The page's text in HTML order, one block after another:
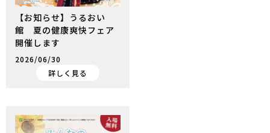
【お知らせ】うるおい
館 夏の健康爽快フェア
開催します
2026/06/30
詳しく見る